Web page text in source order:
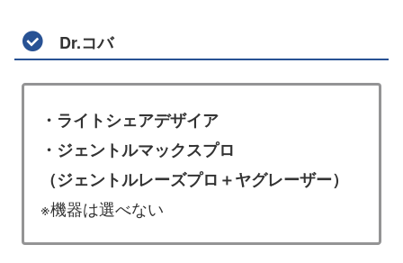
Dr.コバ
・ライトシェアデザイア
・ジェントルマックスプロ
（ジェントルレーズプロ＋ヤグレーザー）
※機器は選べない